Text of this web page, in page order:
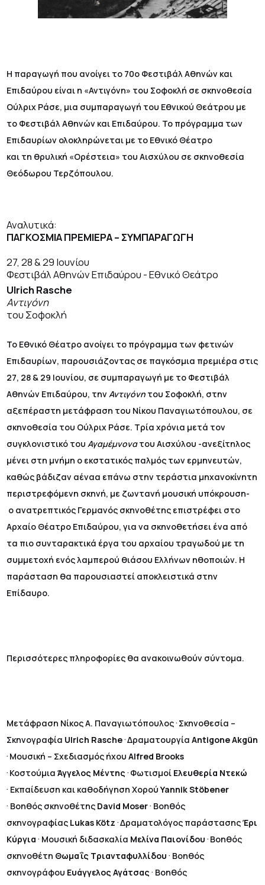
Η παραγωγή που ανοίγει το 70ο Φεστιβάλ Αθηνών και
Επιδαύρου είναι η «Αντιγόνη» του Σοφοκλή σε σκηνοθεσία
Ούλριχ Ράσε, μια συμπαραγωγή του Εθνικού Θεάτρου με
το Φεστιβάλ Αθηνών και Επιδαύρου. Το πρόγραμμα των
Επιδαυρίων ολοκληρώνεται με το Εθνικό Θέατρο
και τη θρυλική «Ορέστεια» του Αισχύλου σε σκηνοθεσία
Θεόδωρου Τερζόπουλου.
Αναλυτικά:
ΠΑΓΚΟΣΜΙΑ ΠΡΕΜΙΕΡΑ – ΣΥΜΠΑΡΑΓΩΓΗ
27, 28 & 29 Ιουνίου
Φεστιβάλ Αθηνών Επιδαύρου - Εθνικό Θεάτρο
UlrichRasche
Αντιγόνη
του Σοφοκλή
Το Εθνικό Θέατρο ανοίγει το πρόγραμμα των φετινών
Επιδαυρίων, παρουσιάζοντας σε παγκόσμια πρεμιέρα στις
27, 28 & 29 Ιουνίου, σε συμπαραγωγή με το Φεστιβάλ
Αθηνών Επιδαύρου, τηνΑντιγόνη του Σοφοκλή, στην
αξεπέραστη μετάφραση του Νίκου Παναγιωτόπουλου, σε
σκηνοθεσία του Ούλριχ Ράσε. Τρία χρόνια μετά τον
συγκλονιστικό τουΑγαμέμνονατου Αισχύλου -ανεξίτηλος
μένει στη μνήμη ο εκστατικός παλμός των ερμηνευτών,
καθώς βάδιζαν αέναα επάνω στην τεράστια μηχανοκίνητη
περιστρεφόμενη σκηνή, με ζωντανή μουσική υπόκρουση-
ο ανατρεπτικός Γερμανός σκηνοθέτης επιστρέφει στο
Αρχαίο Θέατρο Επιδαύρου, για να σκηνοθετήσει ένα από
τα πιο συνταρακτικά έργα του αρχαίου τραγωδού με τη
συμμετοχή ενός λαμπερού θιάσου Ελλήνων ηθοποιών. Η
παράσταση θα παρουσιαστεί αποκλειστικά στην
Επίδαυρο.
Περισσότερες πληροφορίες θα ανακοινωθούν σύντομα.
Μετάφραση Νίκος Α. Παναγιωτόπουλος. Σκηνοθεσία –
Σκηνογραφία Ulrich Rasche. ΔραματουργίαAntigone Akgün
. Μουσική – Σχεδιασμός ήχουAlfred Brooks
. ΚοστούμιαΆγγελος Μέντης. Φωτισμοί Ελευθερία Ντεκώ
. Εκπαίδευση και καθοδήγηση ΧορούYannik Stöbener
. Βοηθός σκηνοθέτης David Moser. Βοηθός
σκηνογραφίας Lukas Kötz. Δραματολόγος παράστασηςΈρι
Κύργια. Μουσική διδασκαλία Μελίνα Παιονίδου. Βοηθός
σκηνοθέτη Θωμαΐς Τριανταφυλλίδου. Βοηθός
σκηνογράφου Ευάγγελος Αγάτσας. Βοηθός